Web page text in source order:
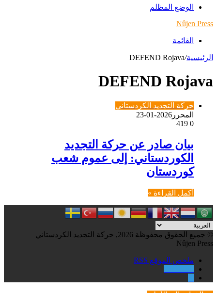
الوضع المظلم
Nûjen Press
القائمة
الرئيسية/
DEFEND Rojava
DEFEND Rojava
حركة التجديد الكردستاني
المحرر 2026-01-23
0
بيان صادر عن حركة التجديد
الكوردستاني: إلى عموم شعب
كوردستان
أكمل القراءة »
© جميع الحقوق محفوظة 2026, حركة التجديد الكردستاني
Nûjen Press
ملخص الموقع RSS